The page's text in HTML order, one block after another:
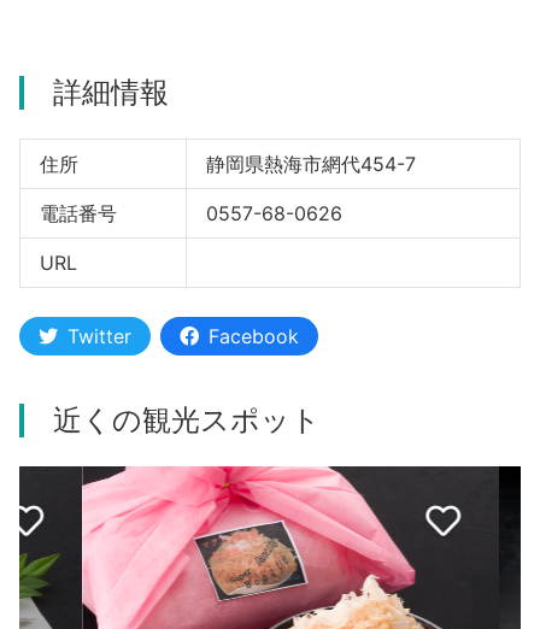
詳細情報
住所 静岡県熱海市網代454-7
電話番号 0557-68-0626
URL
Twitter Facebook
近くの観光スポット